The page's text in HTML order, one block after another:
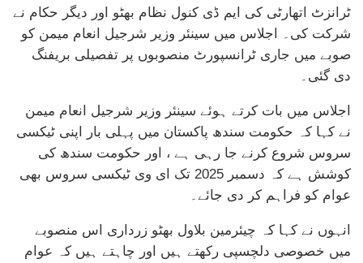
ٹرانزٹ اتھارٹی کی ایم ڈی کنول نظام بھٹو اور دیگر حکام نے
شرکت کی۔ اجلاس میں سینئر وزیر شرجیل انعام میمن کو
صوبے میں جاری ٹرانسپورٹ منصوبوں پر تفصیلی بریفنگ
دی گئی۔
اجلاس میں بات کرتے ہوئے سینئر وزیر شرجیل انعام میمن
نے کہا کہ حکومت سندھ پاکستان میں پہلی بار اپنی ٹیکسی
سروس شروع کرنے جا رہی ہے ، اور حکومت سندھ کی
کوشش ہے کہ دسمبر 2025 تک ای وی ٹیکسی سروس بھی
عوام کو فراہم کر دی جائے۔
انہوں نے کہا کہ چیئرمین بلاول بھٹو زرداری اس منصوبے
میں خصوصی دلچسپی رکھتے ہیں اور چاہتے ہیں کہ عوام